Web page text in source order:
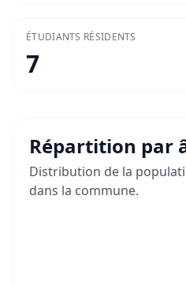
ÉTUDIANTS RÉSIDENTS
7
Répartition par
Distribution de la
dans la commune.